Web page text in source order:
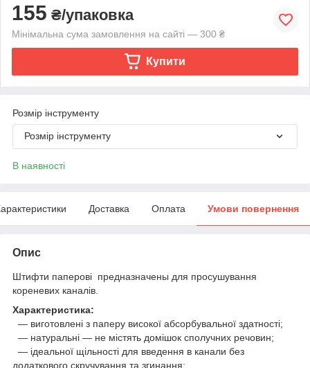
155 ₴/упаковка
Мінімальна сума замовлення на сайті — 300 ₴
Купити
Розмір інструменту
Розмір інструменту
В наявності
Доставка Оплата Умови повернення
Опис
Штифти паперові предназначены для просушування
кореневих каналів.
Характеристика:
― виготовлені з паперу високої абсорбувальної здатності;
― натуральні — не містять домішок сполучних речовин;
― ідеальної щільності для введення в канали без
додаткового скручування та згинання;